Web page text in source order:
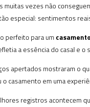
vezes não
especial: sentimentos
perfeito para um
a essência do casal e
apertados mostraram o
casamento em uma
registros acontecem